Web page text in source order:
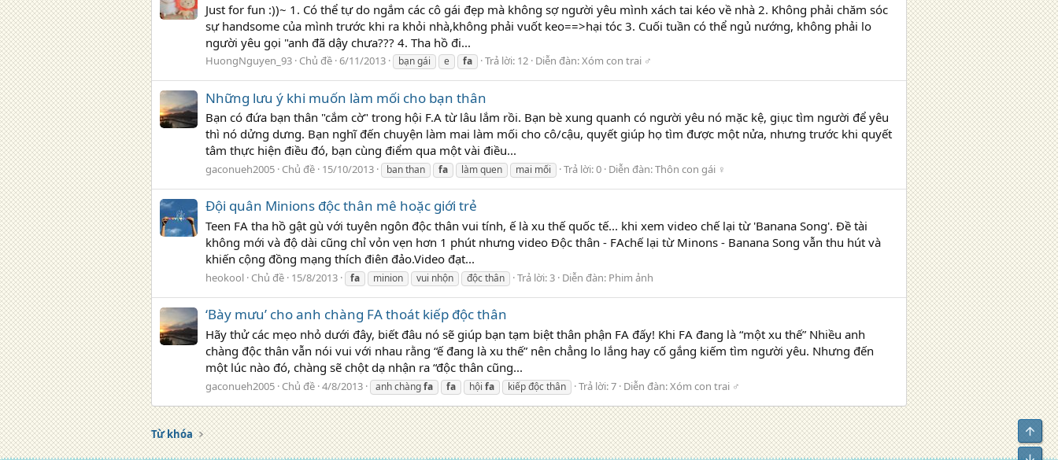
Just for fun :))~ 1. Có thể tự do ngắm các cô gái đẹp mà không sợ người yêu mình xách tai kéo về nhà 2. Không phải chăm sóc
sự handsome của mình trước khi ra khỏi nhà,không phải vuốt keo==>hại tóc 3. Cuối tuần có thể ngủ nướng, không phải lo
người yêu gọi "anh đã dậy chưa??? 4. Tha hồ đi...
HuongNguyen_93 Chủ đề 6/11/2013 bạn gái e fa Trả lời: 12 Diễn đàn:Xóm con trai ♂
Những lưu ý khi muốn làm mối cho bạn thân
Bạn có đứa bạn thân "cắm cờ" trong hội F.A từ lâu lắm rồi. Bạn bè xung quanh có người yêu nó mặc kệ, giục tìm người để yêu
thì nó dửng dưng. Bạn nghĩ đến chuyện làm mai làm mối cho cô/cậu, quyết giúp họ tìm được một nửa, nhưng trước khi quyết
tâm thực hiện điều đó, bạn cùng điểm qua một vài điều...
gaconueh2005 Chủ đề 15/10/2013 ban than fa làm quen mai mối Trả lời: 0 Diễn đàn:Thôn con gái ♀
Đội quân Minions độc thân mê hoặc giới trẻ
Teen FA tha hồ gật gù với tuyên ngôn độc thân vui tính, ế là xu thế quốc tế... khi xem video chế lại từ 'Banana Song'. Đề tài
không mới và độ dài cũng chỉ vỏn vẹn hơn 1 phút nhưng video Độc thân - FAchế lại từ Minons - Banana Song vẫn thu hút và
khiến cộng đồng mạng thích điên đảo.Video đạt...
heokool Chủ đề 15/8/2013 fa minion vui nhộn độc thân Trả lời: 3 Diễn đàn: Phim ảnh
‘Bày mưu’ cho anh chàng FA thoát kiếp độc thân
Hãy thử các mẹo nhỏ dưới đây, biết đâu nó sẽ giúp bạn tạm biệt thân phận FA đấy! Khi FA đang là “một xu thế” Nhiều anh
chàng độc thân vẫn nói vui với nhau rằng “ế đang là xu thế” nên chẳng lo lắng hay cố gắng kiếm tìm người yêu. Nhưng đến
một lúc nào đó, chàng sẽ chột dạ nhận ra “độc thân cũng...
gaconueh2005 Chủ đề 4/8/2013 anh chàngfa fa hội fa kiếp độc thân Trả lời: 7 Diễn đàn:Xóm con trai ♂
Từ khóa
Top